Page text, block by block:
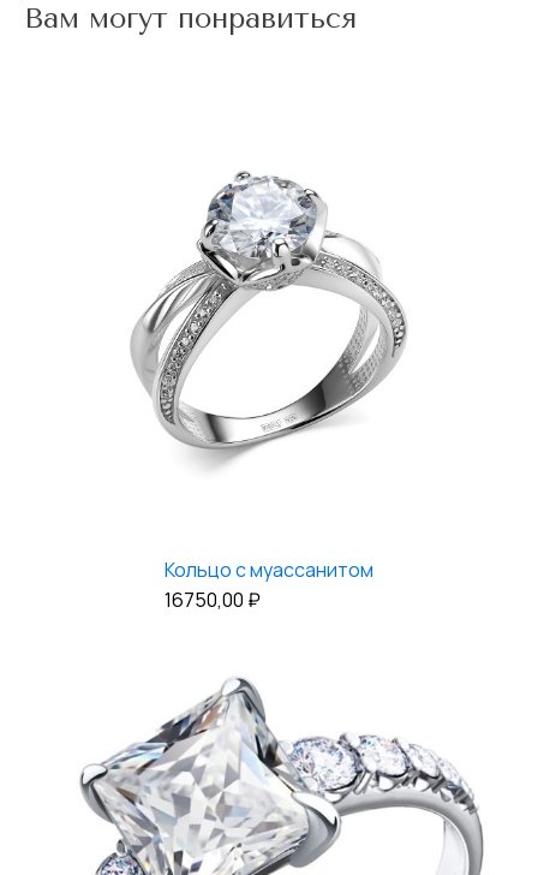
Вам могут понравиться
Кольцо с муассанитом
16750,00 ₽